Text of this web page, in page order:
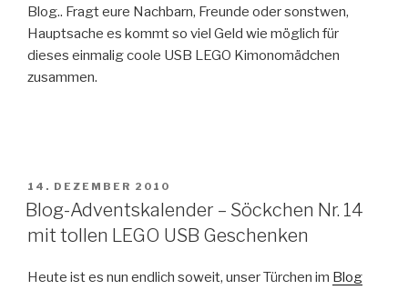
Blog.. Fragt eure Nachbarn, Freunde oder sonstwen,
Hauptsache es kommt so viel Geld wie möglich für
dieses einmalig coole USB LEGO Kimonomädchen
zusammen.
VERÖFFENTLICHT
AM
14. DEZEMBER 2010
Blog-Adventskalender – Söckchen Nr. 14
mit tollen LEGO USB Geschenken
Heute ist es nun endlich soweit, unser Türchen im Blog